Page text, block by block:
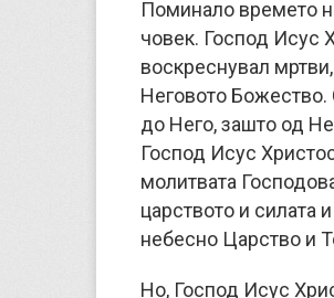
Поминало времето
човек. Господ Исус
воскреснувал
Неговото Божество.
до Него, зашто од
Господ Исус
молитвата
царството и силата
небесно Царство и
Но, Господ Исус